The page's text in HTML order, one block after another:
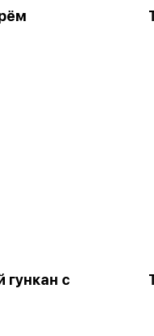
гункан с